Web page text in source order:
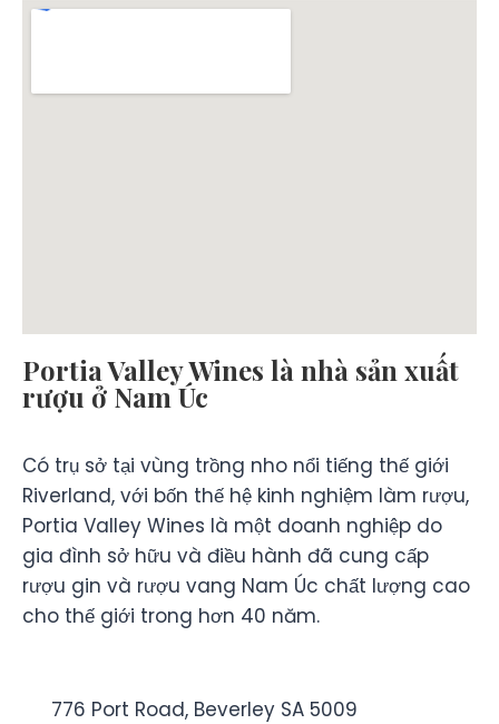
Portia Valley Wines là nhà sản xuất
rượu ở Nam Úc
Có trụ sở tại vùng trồng nho nổi tiếng thế giới
Riverland, với bốn thế hệ kinh nghiệm làm rượu,
Portia Valley Wines là một doanh nghiệp do
gia đình sở hữu và điều hành đã cung cấp
rượu gin và rượu vang Nam Úc chất lượng cao
cho thế giới trong hơn 40 năm.
776 Port Road, Beverley SA 5009